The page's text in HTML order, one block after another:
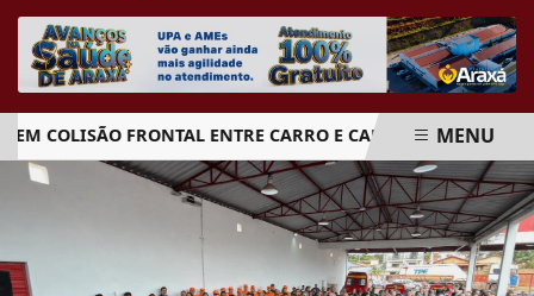
COLISÃO FRONTAL ENTRE CARRO E CAMINHÃO NA BR-262
EM ALTA
MENU